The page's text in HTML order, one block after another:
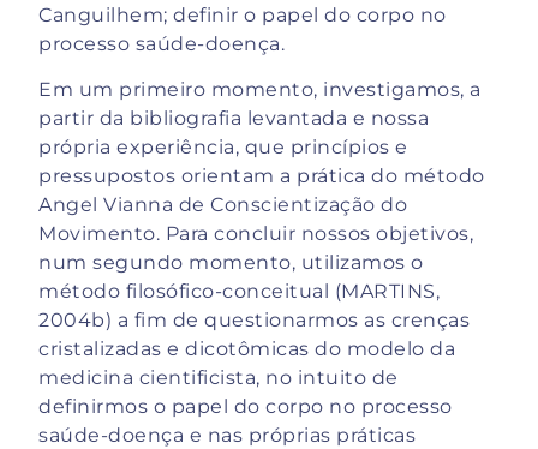
Canguilhem; definir o papel do corpo no
processo saúde-doença.
Em um primeiro momento, investigamos, a
partir da bibliografia levantada e nossa
própria experiência, que princípios e
pressupostos orientam a prática do método
Angel Vianna de Conscientização do
Movimento. Para concluir nossos objetivos,
num segundo momento, utilizamos o
método filosófico-conceitual (MARTINS,
2004b) a fim de questionarmos as crenças
cristalizadas e dicotômicas do modelo da
medicina cientificista, no intuito de
definirmos o papel do corpo no processo
saúde-doença e nas próprias práticas